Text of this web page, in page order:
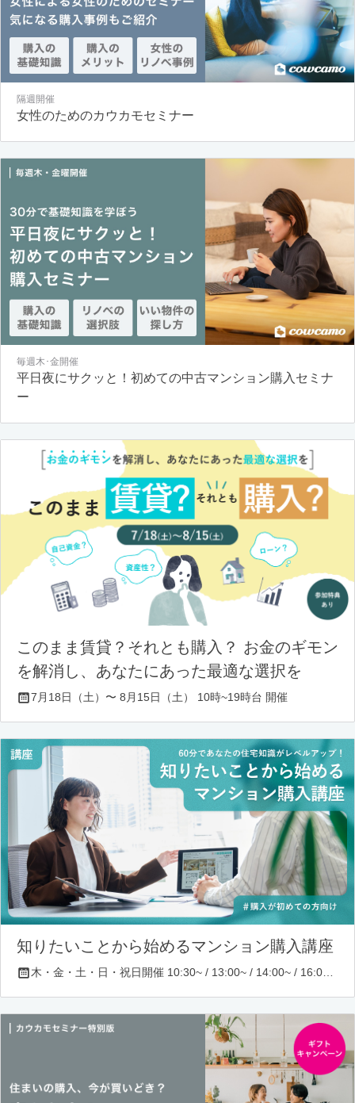
隔週開催
女性のためのカウカモセミナー
毎週木･金開催
平日夜にサクッと！初めての中古マンション購入セミナ
ー
このまま賃貸？それとも購入？ お金のギモン
を解消し、あなたにあった最適な選択を
7月18日（土）〜 8月15日（土） 10時~19時台 開催
知りたいことから始めるマンション購入講座
木・金・土・日・祝日開催 10:30~ / 13:00~ / 14:00~ / 16:00~ / 17:00~/ 18:30~/ 19:30~